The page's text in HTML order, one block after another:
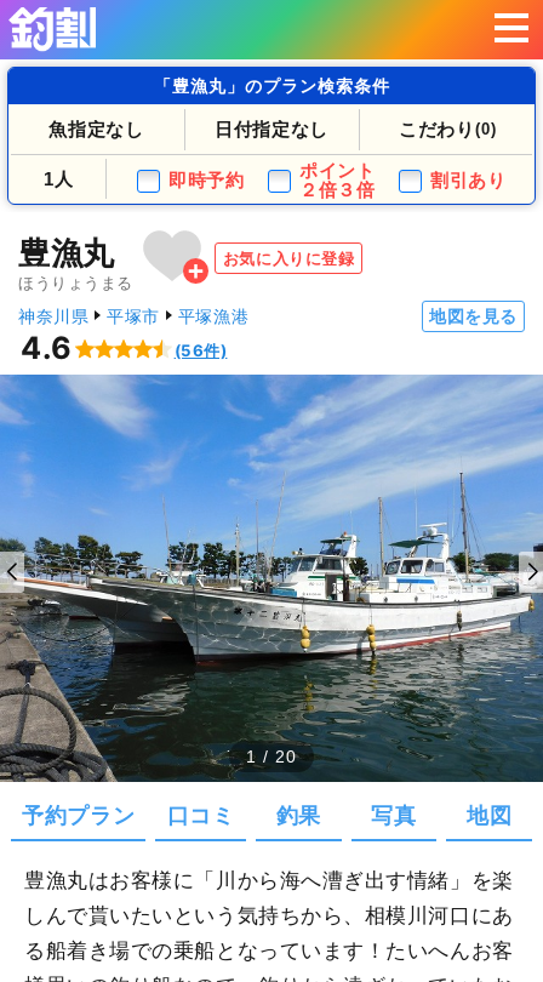
「豊漁丸」のプラン検索条件
魚指定なし 日付指定なし こだわり (0)
1人 即時予約
ポイント
２倍３倍
割引あり
豊漁丸
ほうりょうまる
お気に入りに登録
神奈川県 平塚市 平塚漁港 地図を見る
4.6 (56件)
1 / 20
予約プラン 口コミ 釣果 写真 地図
豊漁丸はお客様に「川から海へ漕ぎ出す情緒」を楽
しんで貰いたいという気持ちから、相模川河口にあ
る船着き場での乗船となっています！たいへんお客